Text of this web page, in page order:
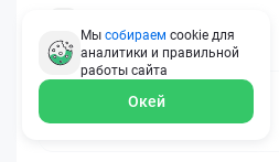
22 место 2 отзыва
Oxy Travel Premium
23 место 1 отзыв
Мы собираем cookie для
аналитики и правильной
работы сайта
Окей